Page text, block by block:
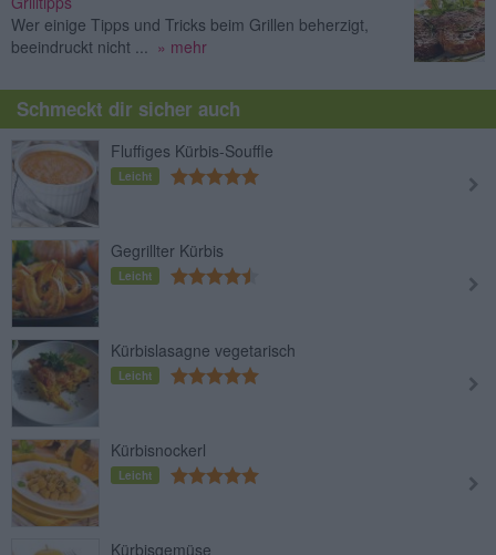
Wer einige Tipps und Tricks beim Grillen beherzigt,
beeindruckt nicht ...
» mehr
Schmeckt dir sicher auch
Fluffiges Kürbis-Souffle
Leicht
Gegrillter Kürbis
Leicht
Kürbislasagne vegetarisch
Leicht
Kürbisnockerl
Leicht
Kürbisgemüse